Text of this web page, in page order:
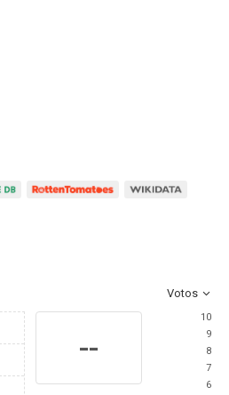
Votos
--
10
9
8
7
6